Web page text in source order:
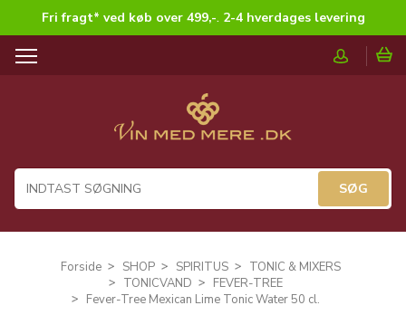
Fri fragt* ved køb over 499,-. 2-4 hverdages levering
T
a
i
Forside SHOP SPIRITUS
TONIC & MIXERS
TONICVAND
FEVER-TREE
Fever-Tree Mexican Lime Tonic Water 50 cl.